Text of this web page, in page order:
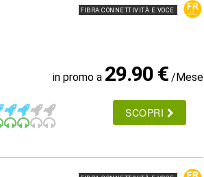
FIBRA CONNETTIVITÀ E VOCE
in promo a 29.90 € /Mese
SCOPRI